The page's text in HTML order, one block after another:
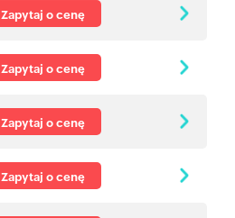
Zapytaj o cenę
Zapytaj o cenę
Zapytaj o cenę
Zapytaj o cenę